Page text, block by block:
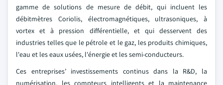
gamme de solutions de mesure de débit, qui incluent les
débitmètres Coriolis, électromagnétiques, ultrasoniques, à
vortex et à pression différentielle, et qui desservent des
industries telles que le pétrole et le gaz, les produits chimiques,
l'eau et les eaux usées, l'énergie et les semi-conducteurs.
Ces entreprises’ investissements continus dans la R&D, la
numérisation, les compteurs intelligents et la maintenance